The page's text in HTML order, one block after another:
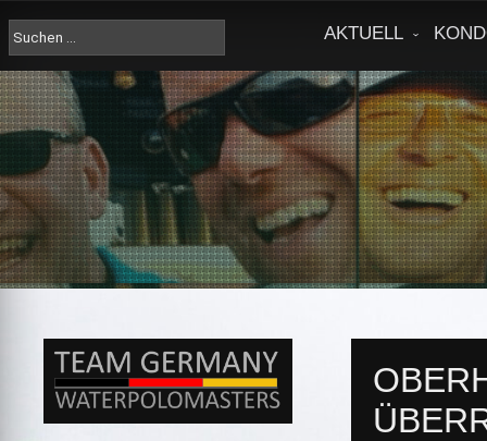
content
Suche
nach:
AKTUELL